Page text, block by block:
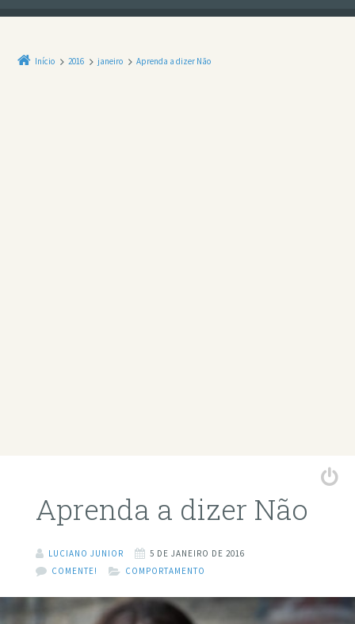
Início 2016 janeiro Aprenda a dizer Não
Aprenda a dizer Não
LUCIANO JUNIOR
5 DE JANEIRO DE 2016
COMENTE!
COMPORTAMENTO